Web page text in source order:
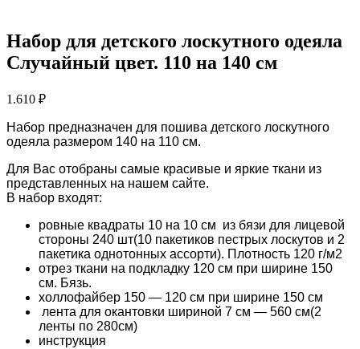
Набор для детского лоскутного одеяла
Случайный цвет. 110 на 140 см
1.610 ₽
Набор предназначен для пошива детского лоскутного
одеяла размером 140 на 110 см.
Для Вас отобраны самые красивые и яркие ткани из
представленных на нашем сайте.
В набор входят:
ровные квадраты 10 на 10 см из бязи для лицевой
стороны 240 шт(10 пакетиков пестрых лоскутов и 2
пакетика однотонных ассорти). Плотность 120 г/м2
отрез ткани на подкладку 120 см при ширине 150
см. Бязь.
холлофайбер 150 — 120 см при ширине 150 см
лента для окантовки шириной 7 см — 560 см(2
ленты по 280см)
инструкция